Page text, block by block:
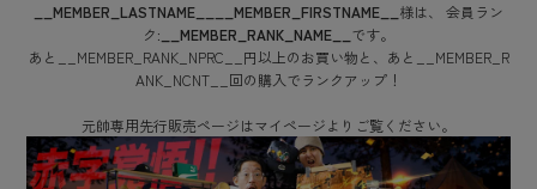
__MEMBER_LASTNAME__ __MEMBER_FIRSTNAME__ 様は、
会員ラン
ク: __MEMBER_RANK_NAME__ です。
あと
__MEMBER_RANK_NPRC__ 円以上のお買い物と、あと
__MEMBER_R
ANK_NCNT__ 回の購入でランクアップ！
元帥専用先行販売ページはマイページよりご覧ください。